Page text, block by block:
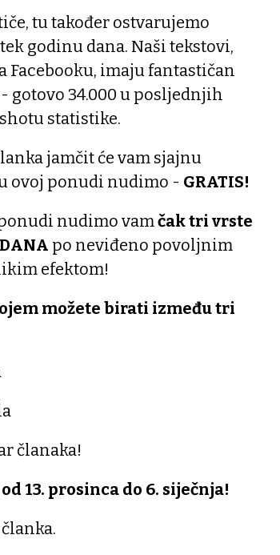
tu također ostvarujemo
godinu dana. Naši tekstovi,
imaju fantastičan
gotovo 34.000 u posljednjih
statistike.
jamčit će vam sjajnu
ovoj ponudi nudimo - GRATIS!
nudimo vam čak tri vrste
po neviđeno povoljnim
efektom!
možete birati između tri
članaka!
13. prosinca do 6. siječnja!